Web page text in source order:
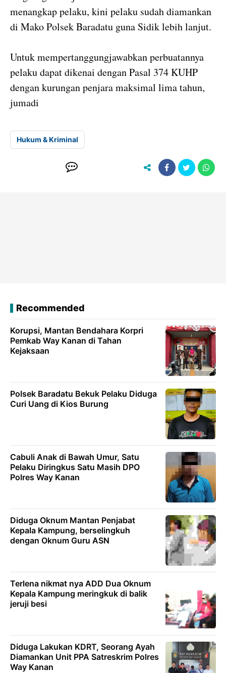
menangkap pelaku, kini pelaku sudah diamankan
di Mako Polsek Baradatu guna Sidik lebih lanjut.
Untuk mempertanggungjawabkan perbuatannya
pelaku dapat dikenai dengan Pasal 374 KUHP
dengan kurungan penjara maksimal lima tahun,
jumadi
Hukum & Kriminal
Recommended
Korupsi, Mantan Bendahara Korpri
Pemkab Way Kanan di Tahan
Kejaksaan
Polsek Baradatu Bekuk Pelaku Diduga
Curi Uang di Kios Burung
Cabuli Anak di Bawah Umur, Satu
Pelaku Diringkus Satu Masih DPO
Polres Way Kanan
Diduga Oknum Mantan Penjabat
Kepala Kampung, berselingkuh
dengan Oknum Guru ASN
Terlena nikmat nya ADD Dua Oknum
Kepala Kampung meringkuk di balik
jeruji besi
Diduga Lakukan KDRT, Seorang Ayah
Diamankan Unit PPA Satreskrim Polres
Way Kanan